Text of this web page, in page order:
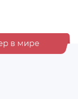
в мире